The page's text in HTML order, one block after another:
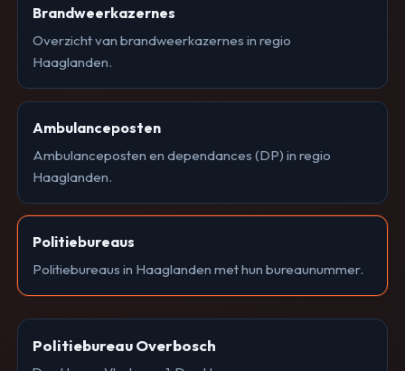
Brandweerkazernes
Overzicht van brandweerkazernes in regio
Haaglanden.
Ambulanceposten
Ambulanceposten en dependances (DP) in regio
Haaglanden.
Politiebureaus
Politiebureaus in Haaglanden met hun bureaunummer.
Politiebureau Overbosch